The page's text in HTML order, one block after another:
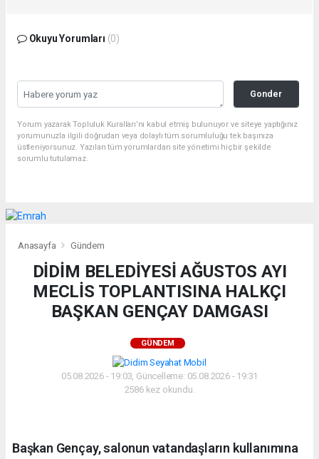
Okuyu Yorumları (0)
Gonder
Yorum yazarak Topluluk Kuralları’nı kabul etmiş bulunuyor ve siteye yaptığınız
yorumunuzla ilgili doğrudan veya dolaylı tüm sorumluluğu tek başınıza
üstleniyorsunuz. Yazılan tüm yorumlardan site yönetimi hiçbir şekilde
sorumlu tutulamaz.
Anasayfa Gündem
DİDİM BELEDİYESİ AĞUSTOS AYI
MECLİS TOPLANTISINA HALKÇI
BAŞKAN GENÇAY DAMGASI
GÜNDEM
05.08.2026 - 19:03, Güncelleme: 05.08.2026 - 19:31
2586 kez okundu.
Başkan Gençay, salonun vatandaşların kullanımına